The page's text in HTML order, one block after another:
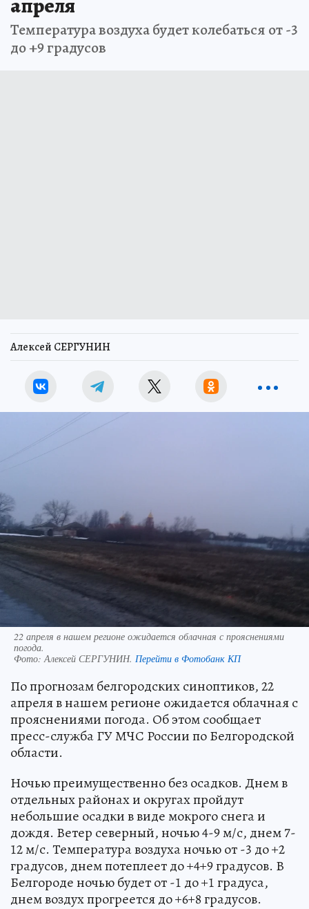
апреля
Температура воздуха будет колебаться от -3
до +9 градусов
Алексей СЕРГУНИН
22 апреля в нашем регионе ожидается облачная с прояснениями
погода.
Фото:Алексей СЕРГУНИН. Перейти в Фотобанк КП
По прогнозам белгородских синоптиков, 22
апреля в нашем регионе ожидается облачная с
прояснениями погода. Об этом сообщает
пресс-служба ГУ МЧС России по Белгородской
области.
Ночью преимущественно без осадков. Днем в
отдельных районах и округах пройдут
небольшие осадки в виде мокрого снега и
дождя. Ветер северный, ночью 4-9 м/с, днем 7-
12 м/с. Температура воздуха ночью от -3 до +2
градусов, днем потеплеет до +4+9 градусов. В
Белгороде ночью будет от -1 до +1 градуса,
днем воздух прогреется до +6+8 градусов.